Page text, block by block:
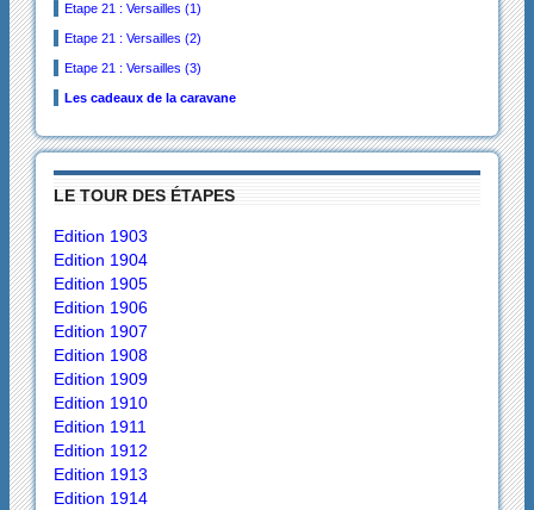
Etape 21 : Versailles (1)
Etape 21 : Versailles (2)
Etape 21 : Versailles (3)
Les cadeaux de la caravane
LE TOUR DES ÉTAPES
Edition 1903
Edition 1904
Edition 1905
Edition 1906
Edition 1907
Edition 1908
Edition 1909
Edition 1910
Edition 1911
Edition 1912
Edition 1913
Edition 1914